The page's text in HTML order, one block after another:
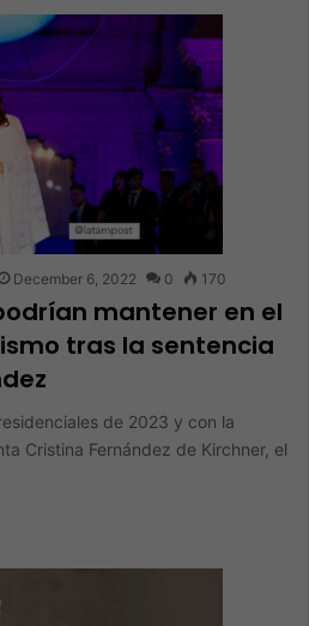
December 6, 2022 0 170
mantener en el
tras la sentencia
de 2023 y con la
Cristina Fernández de Kirchner, el